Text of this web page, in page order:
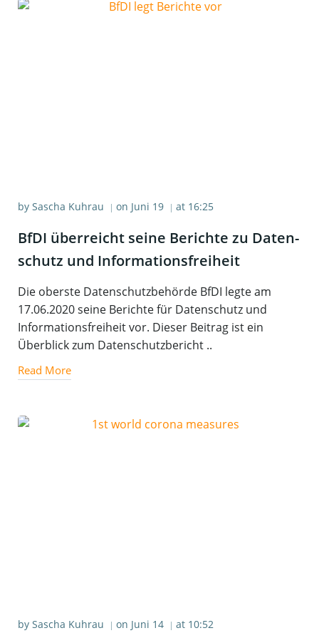
by Sascha Kuhrau | on Juni 19 | at 16:25
BfDI über­reicht sei­ne Berich­te zu Daten­
schutz und Informationsfreiheit
Die oberste Datenschutzbehörde BfDI legte am
17.06.2020 seine Berichte für Datenschutz und
Informationsfreiheit vor. Dieser Beitrag ist ein
Überblick zum Datenschutzbericht ..
Read More
by Sascha Kuhrau | on Juni 14 | at 10:52